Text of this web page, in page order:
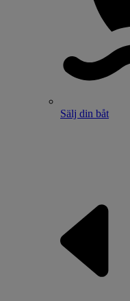
Sälj din båt